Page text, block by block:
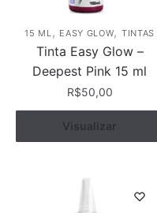
15 ML , EASY GLOW, TINTAS
Tinta Easy Glow –
Deepest Pink 15 ml
R$50,00
Comprar
Visualizar